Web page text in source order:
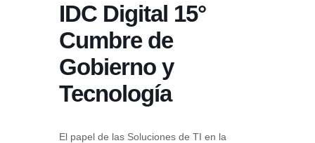
IDC Digital 15°
Cumbre de
Gobierno y
Tecnología
El papel de las Soluciones de TI en la